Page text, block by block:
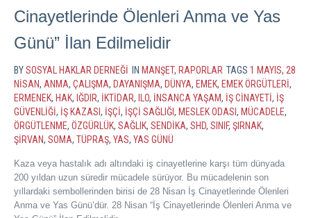
Cinayetlerinde Ölenleri Anma ve Yas
Günü” İlan Edilmelidir
BYSOSYAL HAKLAR DERNEĞI IN MANŞET, RAPORLAR TAGS 1 MAYIS, 28
NISAN, ANMA, ÇALIŞMA, DAYANIŞMA, DÜNYA, EMEK, EMEK ÖRGÜTLERI,
ERMENEK, HAK, IĞDIR, IKTIDAR, ILO, INSANCA YAŞAM, IŞ CINAYETI, IŞ
GÜVENLIĞI, IŞ KAZASI , IŞÇI, IŞÇI SAĞLIĞI, MESLEK ODASI , MÜCADELE,
ÖRGÜTLENME, ÖZGÜRLÜK, SAĞLIK, SENDIKA, SHD, SINIF, ŞIRNAK,
ŞIRVAN, SOMA, TÜPRAŞ, YAS, YAS GÜNÜ
Kaza veya hastalık adı altındaki iş cinayetlerine karşı tüm dünyada
200 yıldan uzun süredir mücadele sürüyor. Bu mücadelenin son
yıllardaki sembollerinden birisi de 28 Nisan İş Cinayetlerinde Ölenleri
Anma ve Yas Günü’dür. 28 Nisan “İş Cinayetlerinde Ölenleri Anma ve